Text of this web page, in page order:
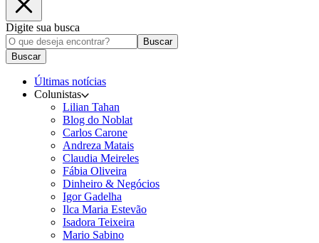
Digite sua busca
Buscar
Buscar
Últimas notícias
Colunistas
Lilian Tahan
Blog do Noblat
Carlos Carone
Andreza Matais
Claudia Meireles
Fábia Oliveira
Dinheiro & Negócios
Igor Gadelha
Ilca Maria Estevão
Isadora Teixeira
Mario Sabino